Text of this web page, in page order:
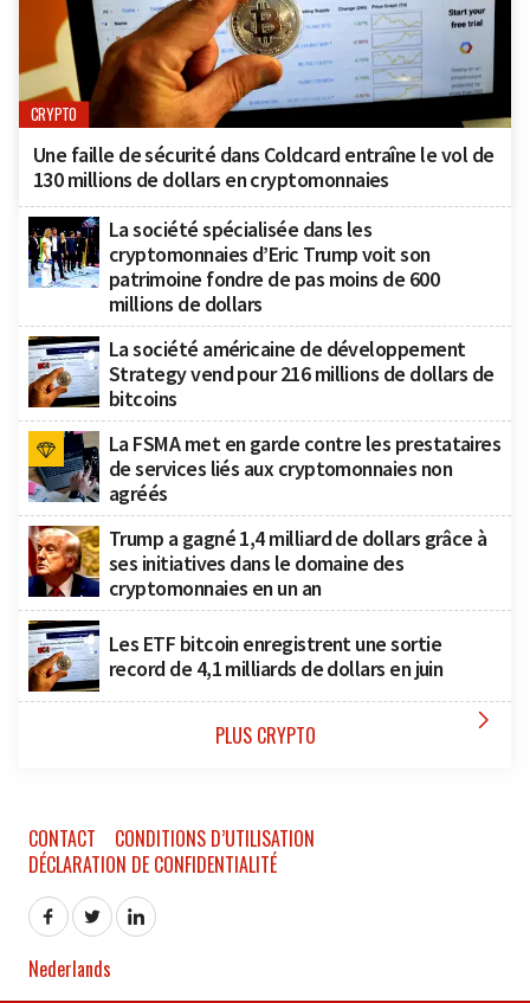
CRYPTO
Une faille de sécurité dans Coldcard entraîne le vol de
130 millions de dollars en cryptomonnaies
La société spécialisée dans les
cryptomonnaies d’Eric Trump voit son
patrimoine fondre de pas moins de 600
millions de dollars
La société américaine de développement
Strategy vend pour 216 millions de dollars de
bitcoins
La FSMA met en garde contre les prestataires
de services liés aux cryptomonnaies non
agréés
Trump a gagné 1,4 milliard de dollars grâce à
ses initiatives dans le domaine des
cryptomonnaies en un an
Les ETF bitcoin enregistrent une sortie
record de 4,1 milliards de dollars en juin
PLUS CRYPTO 
CONTACT
CONDITIONS D’UTILISATION
DÉCLARATION DE CONFIDENTIALITÉ
Nederlands